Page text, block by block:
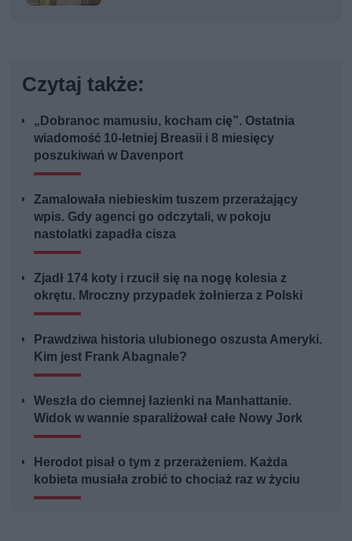
Czytaj także:
„Dobranoc mamusiu, kocham cię”. Ostatnia
wiadomość 10-letniej Breasii i 8 miesięcy
poszukiwań w Davenport
Zamalowała niebieskim tuszem przerażający
wpis. Gdy agenci go odczytali, w pokoju
nastolatki zapadła cisza
Zjadł 174 koty i rzucił się na nogę kolesia z
okrętu. Mroczny przypadek żołnierza z Polski
Prawdziwa historia ulubionego oszusta Ameryki.
Kim jest Frank Abagnale?
Weszła do ciemnej łazienki na Manhattanie.
Widok w wannie sparaliżował całe Nowy Jork
Herodot pisał o tym z przerażeniem. Każda
kobieta musiała zrobić to chociaż raz w życiu